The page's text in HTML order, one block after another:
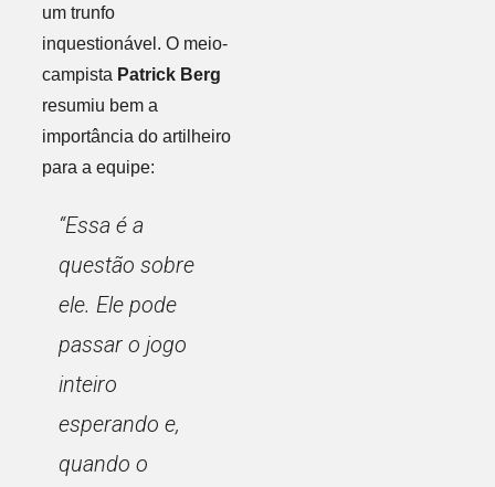
um trunfo
inquestionável. O meio-
campista Patrick Berg
resumiu bem a
importância do artilheiro
para a equipe:
“Essa é a
questão sobre
ele. Ele pode
passar o jogo
inteiro
esperando e,
quando o